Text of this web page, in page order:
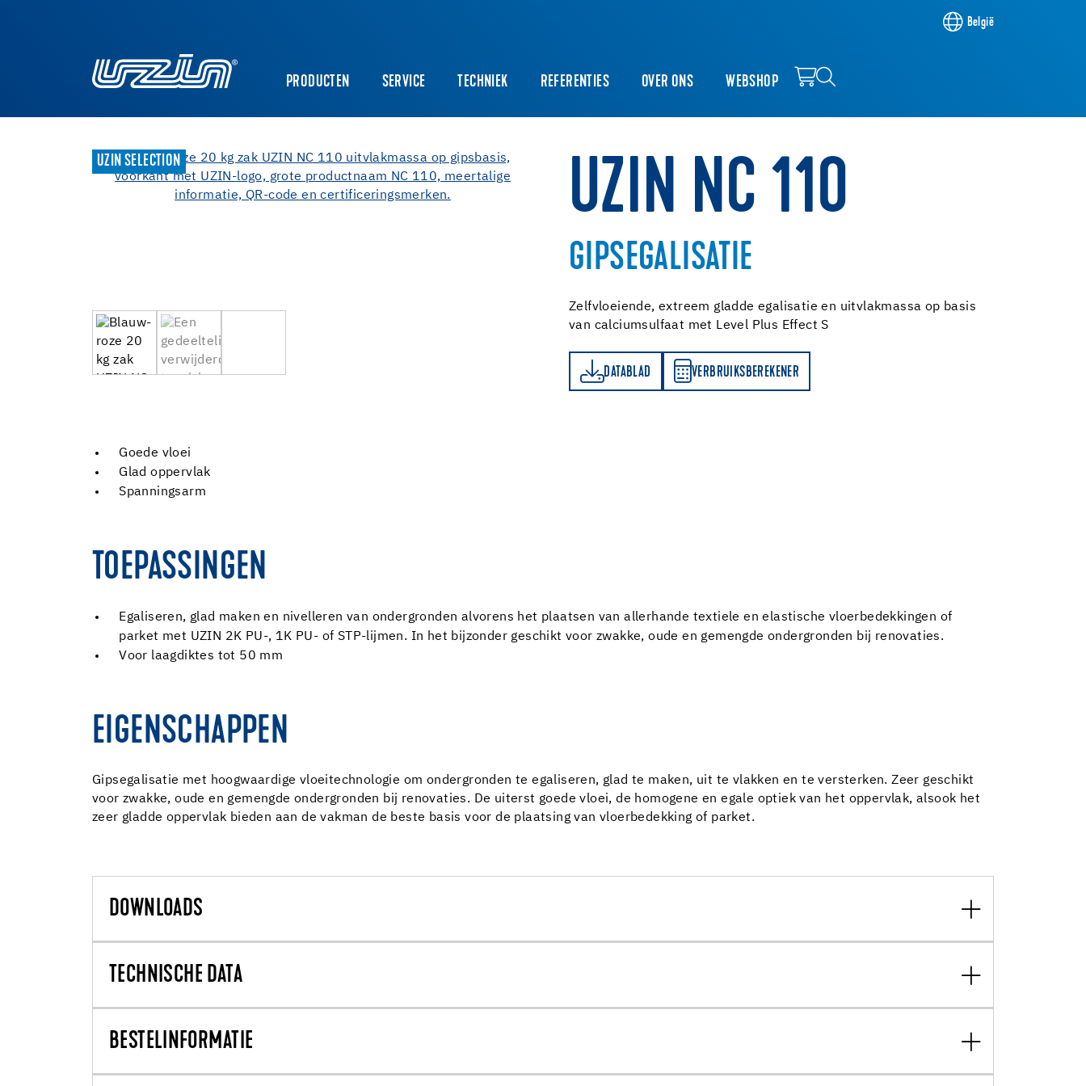
België
PRODUCTEN SERVICE TECHNIEK REFERENTIES OVER ONS WEBSHOP
UZIN SELECTION UZIN NC 110
GIPSEGALISATIE
Zelfvloeiende, extreem gladde egalisatie en uitvlakmassa op basis
van calciumsulfaat met Level Plus Effect S
DATABLAD VERBRUIKSBEREKENER
VERBRUIKSBEREKENER
Goede vloei
Glad oppervlak
Spanningsarm
TOEPASSINGEN
Egaliseren, glad maken en nivelleren van ondergronden alvorens het plaatsen van allerhande textiele en elastische vloerbedekkingen of
parket met UZIN 2K PU-, 1K PU- of STP-lijmen. In het bijzonder geschikt voor zwakke, oude en gemengde ondergronden bij renovaties.
Voor laagdiktes tot 50 mm
EIGENSCHAPPEN
Gipsegalisatie met hoogwaardige vloeitechnologie om ondergronden te egaliseren, glad te maken, uit te vlakken en te versterken. Zeer geschikt
voor zwakke, oude en gemengde ondergronden bij renovaties. De uiterst goede vloei, de homogene en egale optiek van het oppervlak, alsook het
zeer gladde oppervlak bieden aan de vakman de beste basis voor de plaatsing van vloerbedekking of parket.
DOWNLOADS
TECHNISCHE DATA
BESTELINFORMATIE